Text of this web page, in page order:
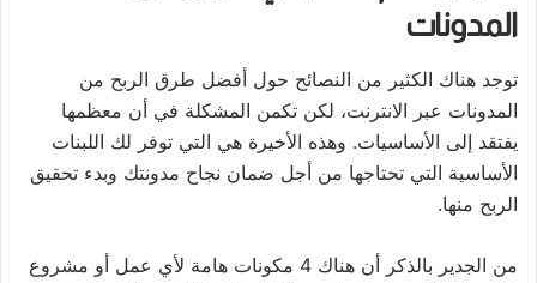
المدونات
توجد هناك الكثير من النصائح حول أفضل طرق الربح من
المدونات عبر الانترنت، لكن تكمن المشكلة في أن معظمها
يفتقد إلى الأساسيات. وهذه الأخيرة هي التي توفر لك اللبنات
الأساسية التي تحتاجها من أجل ضمان نجاح مدونتك وبدء تحقيق
الربح منها.
من الجدير بالذكر أن هناك 4 مكونات هامة لأي عمل أو مشروع